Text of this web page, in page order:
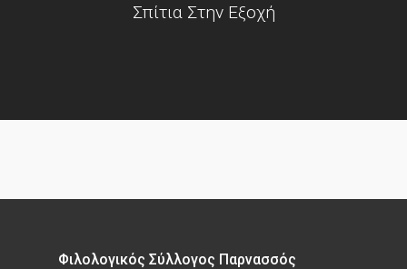
Σπίτια Στην Εξοχή
Φιλολογικός Σύλλογος Παρνασσός